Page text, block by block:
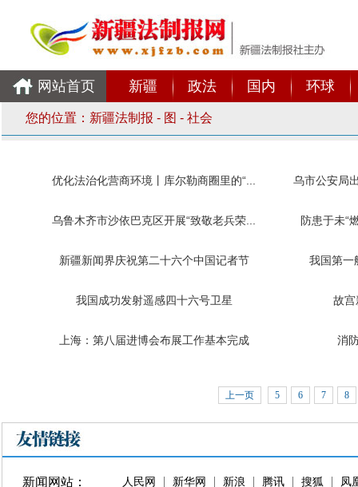
网站首页 新疆 政法 国内 环球
您的位置： 新疆法制报 - 图 - 社会
优化法治化营商环境丨库尔勒商圈里的“... 乌市公安局
乌鲁木齐市沙依巴克区开展“致敬老兵荣... 防患于未“
新疆新闻界庆祝第二十六个中国记者节 我国第一
我国成功发射遥感四十六号卫星 故宫
上海：第八届进博会布展工作基本完成 消
上一页 5 6 7 8
新闻网站： 人民网 新华网 新浪 腾讯 搜狐 凤